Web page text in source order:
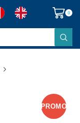
0
PROMO